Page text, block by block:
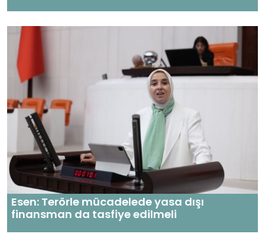
Esen: Terörle mücadelede yasa dışı
finansman da tasfiye edilmeli